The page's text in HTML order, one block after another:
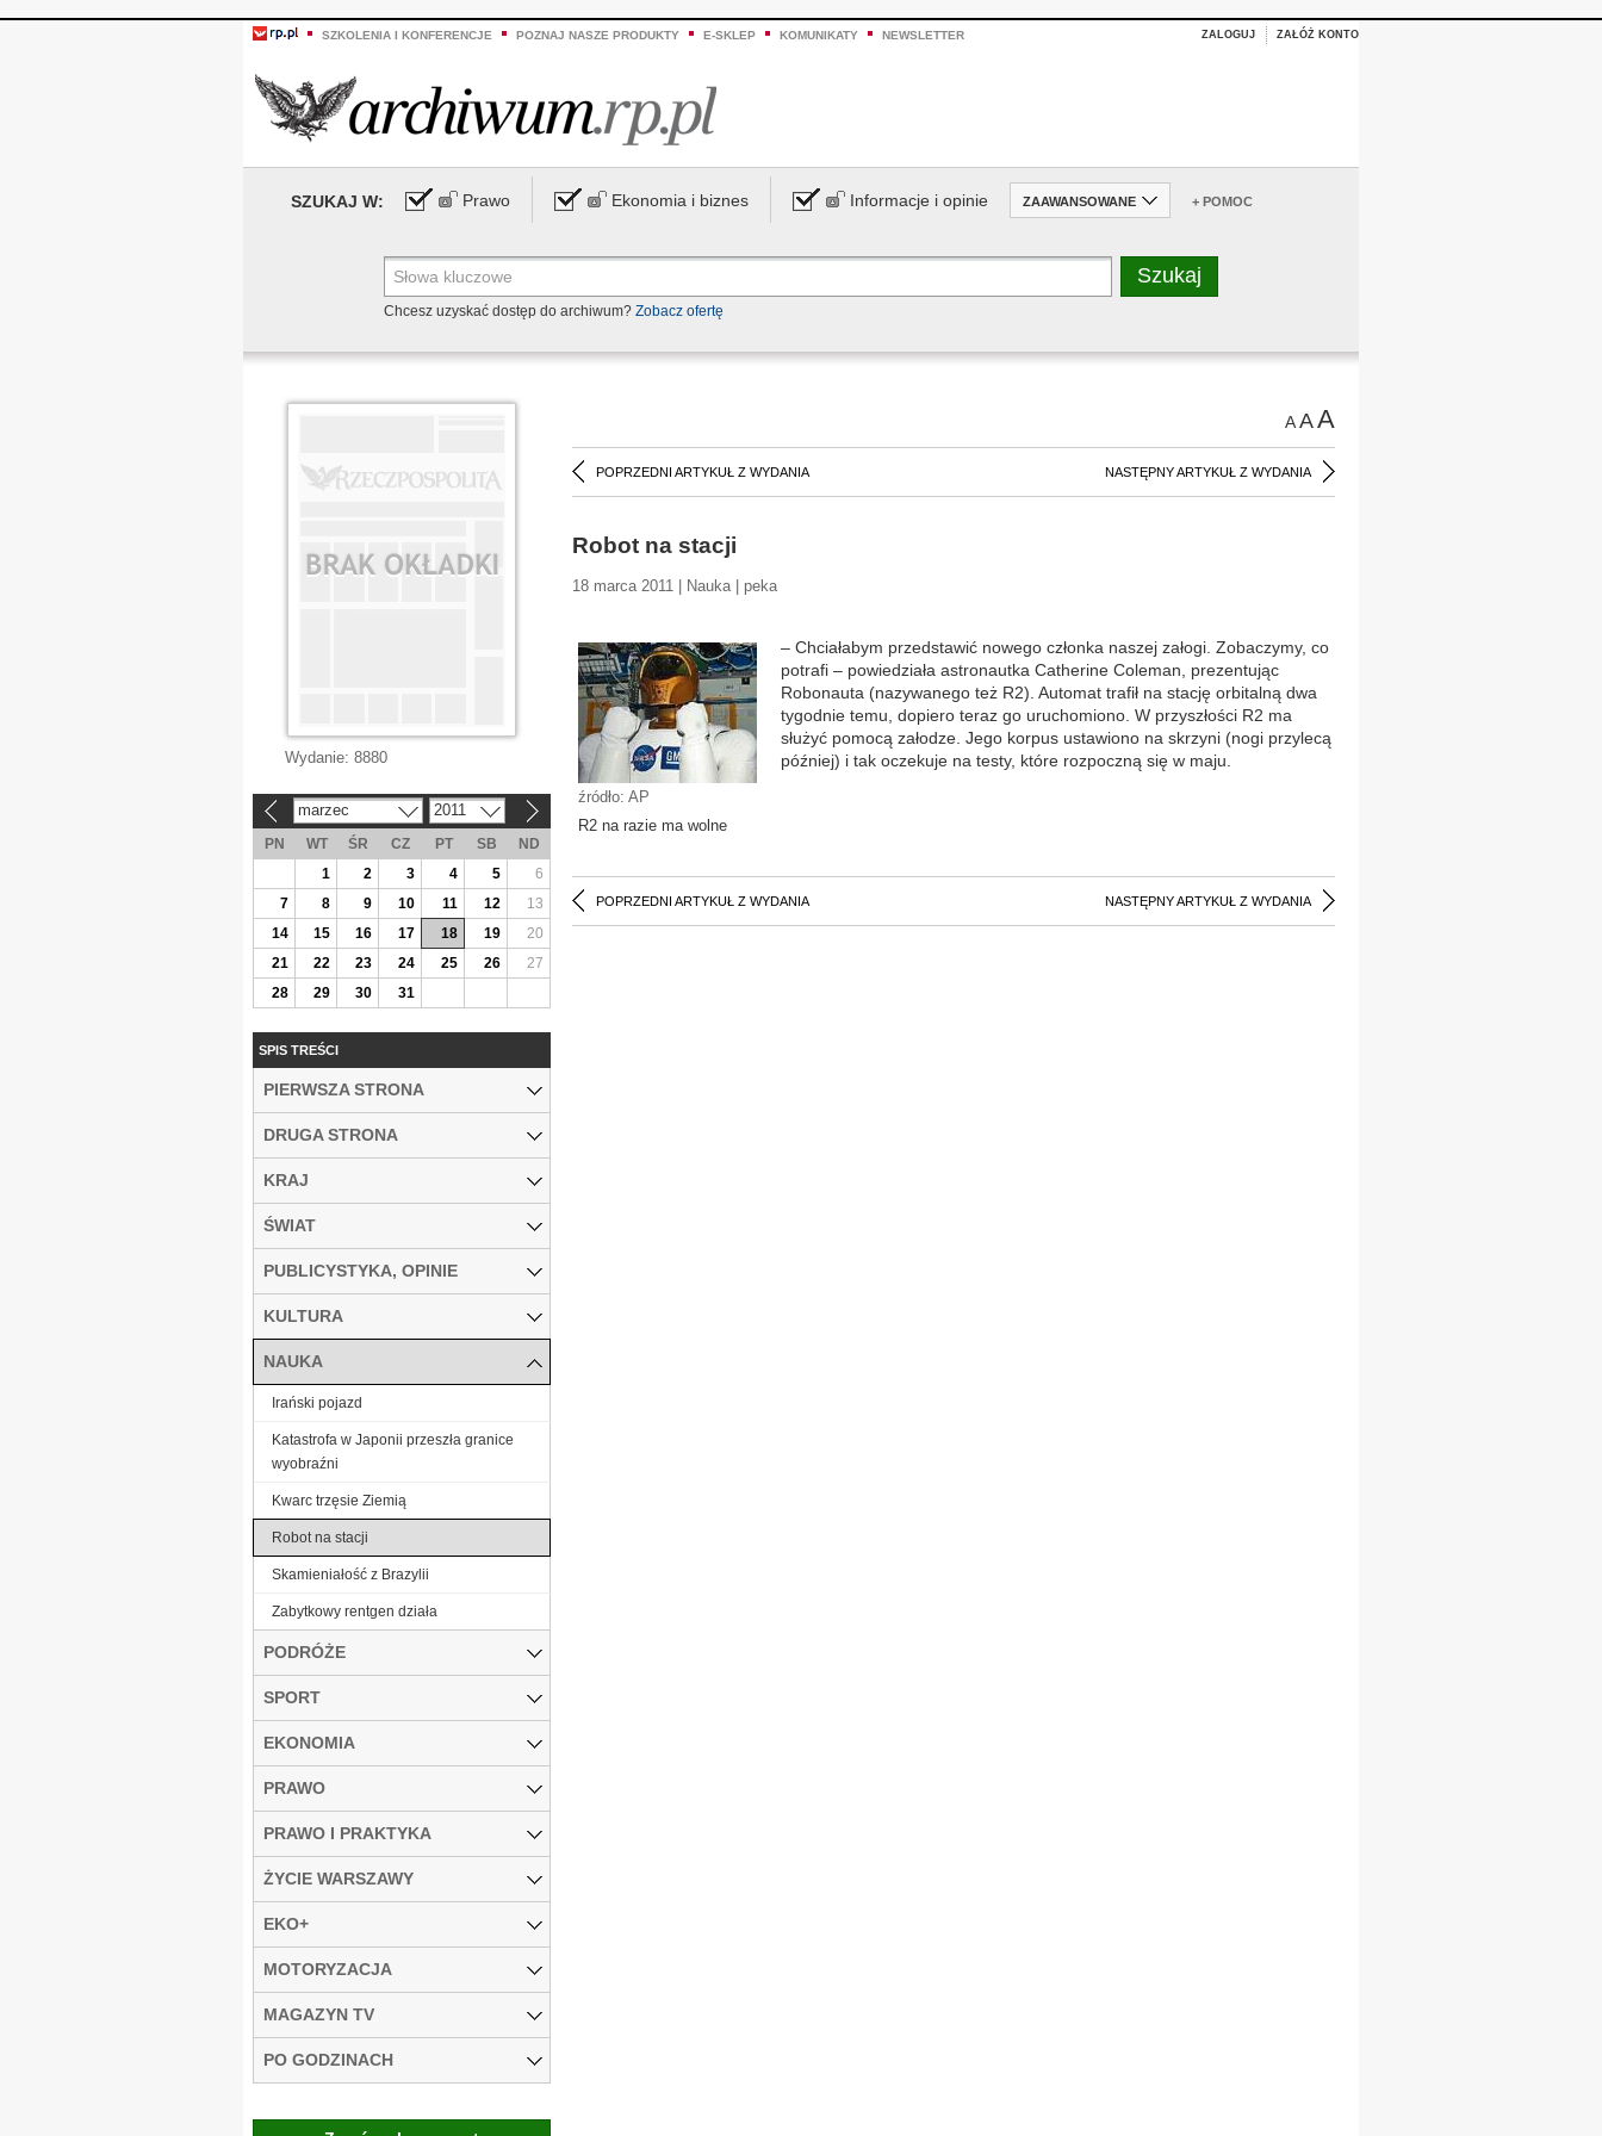
SZKOLENIA I KONFERENCJE POZNAJ NASZE PRODUKTY E-SKLEP KOMUNIKATY NEWSLETTER ZALOGUJ ZAŁÓŻ KONTO
SZUKAJ W: Prawo Ekonomia i biznes Informacje i opinie ZAAWANSOWANE + POMOC
Chcesz uzyskać dostęp do archiwum? Zobacz ofertę
AAA
POPRZEDNI ARTYKUŁ Z WYDANIA NASTĘPNY ARTYKUŁ Z WYDANIA
Robot na stacji
18 marca 2011 | Nauka | peka
źródło: AP
R2 na razie ma wolne
– Chciałabym przedstawić nowego członka naszej załogi. Zobaczymy, co
potrafi – powiedziała astronautka Catherine Coleman, prezentując
Robonauta (nazywanego też R2). Automat trafił na stację orbitalną dwa
tygodnie temu, dopiero teraz go uruchomiono. W przyszłości R2 ma
służyć pomocą załodze. Jego korpus ustawiono na skrzyni (nogi przylecą
później) i tak oczekuje na testy, które rozpoczną się w maju.
POPRZEDNI ARTYKUŁ Z WYDANIA NASTĘPNY ARTYKUŁ Z WYDANIA
Wydanie: 8880
marzec 2011
PN WT ŚR CZ PT SB
ND
1
2 3 4 5
6
7
8 9 10 11 12
13
14
15 16 17 18 19
20
21
22 23 24 25 26
27
28
29 30 31
SPIS TREŚCI
PIERWSZA STRONA
DRUGA STRONA
KRAJ
ŚWIAT
PUBLICYSTYKA, OPINIE
KULTURA
NAUKA
Irański pojazd
Katastrofa w Japonii przeszła granice
wyobraźni
Kwarc trzęsie Ziemią
Robot na stacji
Skamieniałość z Brazylii
Zabytkowy rentgen działa
PODRÓŻE
SPORT
EKONOMIA
PRAWO
PRAWO I PRAKTYKA
ŻYCIE WARSZAWY
EKO+
MOTORYZACJA
MAGAZYN TV
PO GODZINACH